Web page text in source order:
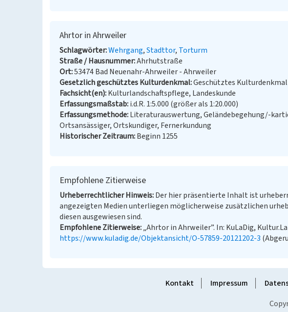
Ahrtor in Ahrweiler
Schlagwörter Wehrgang Stadttor Torturm
Straße / Hausnummer Ahrhutstraße
Ort 53474 Bad Neuenahr-Ahrweiler - Ahrweiler
Gesetzlich geschütztes Kulturdenkmal Geschütztes Kulturdenkmal
Fachsicht(en) Kulturlandschaftspflege, Landeskunde
Erfassungsmaßstab i.d.R. 1:5.000 (größer als 1:20.000)
Erfassungsmethode Literaturauswertung, Geländebegehung/-
Ortsansässiger, Ortskundiger, Fernerkundung
Historischer Zeitraum Beginn 1255
Empfohlene Zitierweise
Urheberrechtlicher Hinweis Der hier präsentierte Inhalt ist
angezeigten Medien unterliegen möglicherweise zusätzlichen
diesen ausgewiesen sind.
Empfohlene Zitierweise „Ahrtor in Ahrweiler”. In: KuLaDig,
https://www.kuladig.de/Objektansicht/O-57859-20121202-3
Kontakt Impressum